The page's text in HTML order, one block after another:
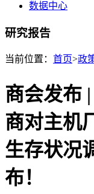
数据中心
研究报告
当前位置： 首页>政
商会发布
商对主机
生存状况
布！